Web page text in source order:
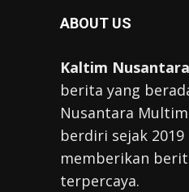
ABOUT US
Kaltim Nusantara
berita yang
Nusantara
berdiri sejak
memberikan
terpercaya.